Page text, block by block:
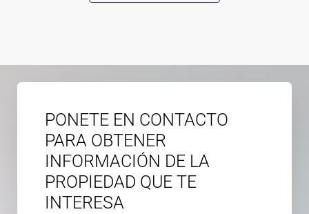
PONETE EN CONTACTO
PARA OBTENER
INFORMACIÓN DE LA
PROPIEDAD QUE TE
INTERESA